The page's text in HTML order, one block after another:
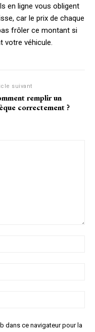
en ligne vous obligent
car le prix de chaque
frôler ce montant si
votre véhicule.
suivant
remplir un
correctement ?
dans ce navigateur pour la